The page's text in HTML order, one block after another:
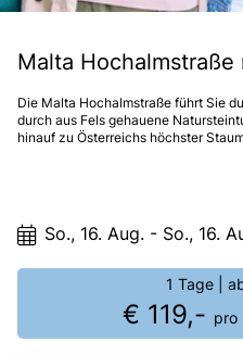
Malta
Die Malta Hochalmstraße führt Sie
durch aus Fels gehauene
hinauf zu Österreichs höchster
beliebtesten Ausflugsziele
So., 16. Aug. - So., 16.
1 Tage |
€ 119,- pro